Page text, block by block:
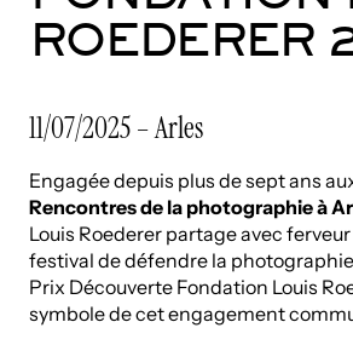
ROEDERER
11/07/2025 – Arles
Engagée depuis plus de sept ans
Rencontres de la photographie à
Louis Roederer partage avec
festival de défendre la
Prix Découverte Fondation Louis
symbole de cet engagement